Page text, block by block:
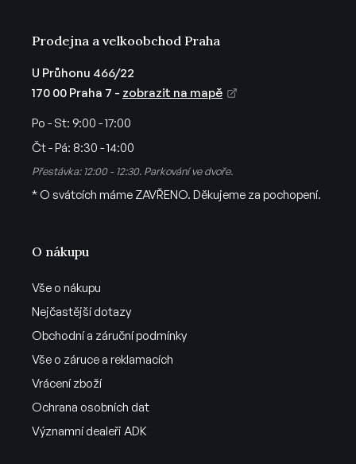
ý
p
s
u
O nákupu
Vše o nákupu
Nejčastější dotazy
Obchodní a záruční podmínky
Vše o záruce a reklamacích
Vrácení zboží
Ochrana osobních dat
Významní dealeři ADK
Prodejna a velkoobchod Praha
U Průhonu 466/22
170 00 Praha 7 - zobrazit na mapě
Po - St: 9:00 - 17:00
Čt - Pá: 8:30 - 14:00
Přestávka: 12:00 - 12:30. Parkování ve dvoře.
* O svátcích máme ZAVŘENO. Děkujeme za pochopení.